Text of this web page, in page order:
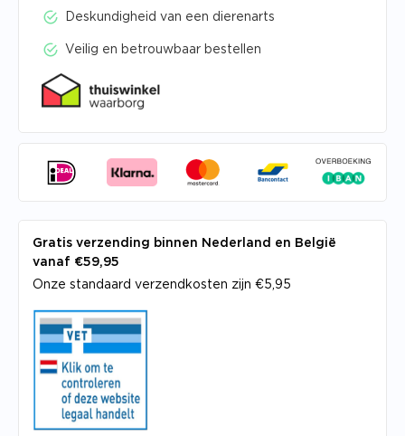
Deskundigheid van een dierenarts
Veilig en betrouwbaar bestellen
Gratis verzending binnen Nederland en België
vanaf €59,95
Onze standaard verzendkosten zijn €5,95